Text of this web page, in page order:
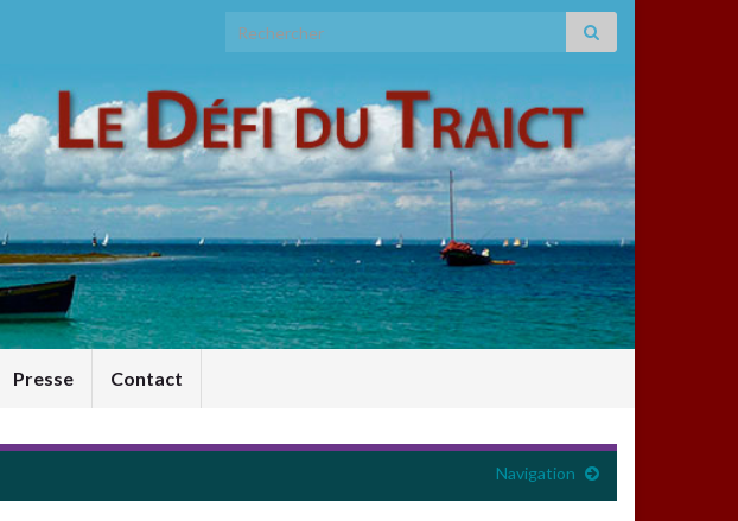
Search for:
Presse Contact
Navigation